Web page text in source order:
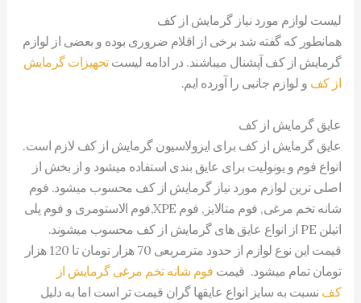
لیست لوازم مورد نیاز گرمایش از کف
همانطور که گفته شد برخی از اقلام ضروری بوده و بعضی از لوازم
گرمایش از کف آپشنال میباشند. در ادامه لیستتجهیزات گرمایش
از کف و لوازم جانبی را آورده ایم.
عایق گرمایش از کف
عایق گرمایش از کف برای ایزولاسیون گرمایش از کف لازم است.
انواع فوم و یونولیت برای عایق بندی استفاده میشود و از بخش از
اصلی ترین لوازم مورد نیاز گرمایش از کف محسوب میشود. فوم
شانه تخم مرغی, فوم متالایز, فوم XPE,فوم الاستومری و فوم پلی
اتیلن PE از انواع عایق های گرمایش از کف محسوب میشوند.
قیمت این نوع لوازم از حدود مترمربعی 70 هزار تومان تا 120 هزار
تومان تمام میشود. قیمت فوم شانه تخم مرغی گرمایش از
کف نسبت به سایز انواع عایقها گران قیمت تر است اما به دلیل